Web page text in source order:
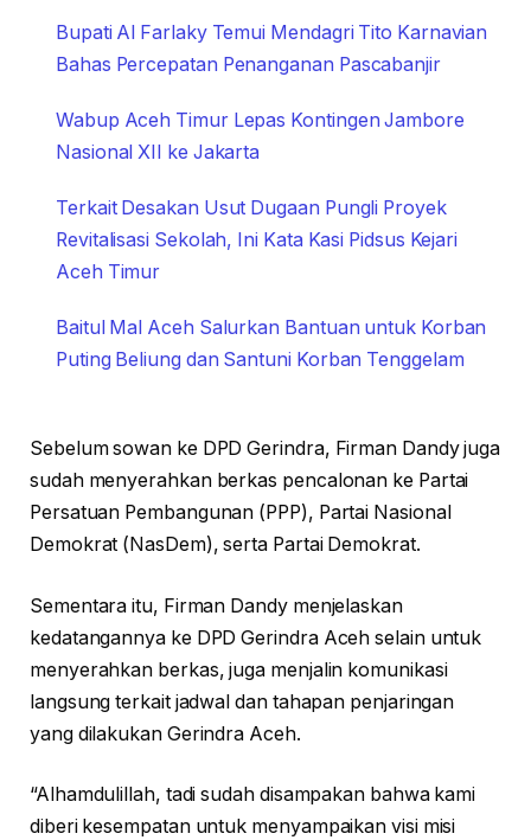
Bupati Al Farlaky Temui Mendagri Tito Karnavian
Bahas Percepatan Penanganan Pascabanjir
Wabup Aceh Timur Lepas Kontingen Jambore
Nasional XII ke Jakarta
Terkait Desakan Usut Dugaan Pungli Proyek
Revitalisasi Sekolah, Ini Kata Kasi Pidsus Kejari
Aceh Timur
Baitul Mal Aceh Salurkan Bantuan untuk Korban
Puting Beliung dan Santuni Korban Tenggelam
Sebelum sowan ke DPD Gerindra, Firman Dandy juga
sudah menyerahkan berkas pencalonan ke Partai
Persatuan Pembangunan (PPP), Partai Nasional
Demokrat (NasDem), serta Partai Demokrat.
Sementara itu, Firman Dandy menjelaskan
kedatangannya ke DPD Gerindra Aceh selain untuk
menyerahkan berkas, juga menjalin komunikasi
langsung terkait jadwal dan tahapan penjaringan
yang dilakukan Gerindra Aceh.
“Alhamdulillah, tadi sudah disampakan bahwa kami
diberi kesempatan untuk menyampaikan visi misi